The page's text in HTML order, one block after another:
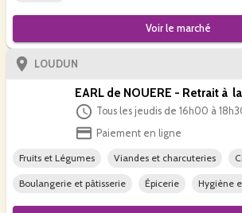
Voir le marché
LOUDUN
EARL de NOUERE - Retrait à
Tous les jeudis de 16h00 à
Paiement en ligne
Fruits et Légumes Viandes et charcuteries
Boulangerie et pâtisserie Épicerie Hygiène